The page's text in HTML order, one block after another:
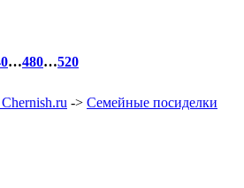
…480…520
-> Семейные посиделки